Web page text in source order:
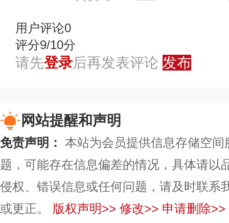
用户评论0
评分9/10分
请先登录后再发表评论 发布
网站提醒和声明
免责声明： 本站为会员提供信息存储空
题，可能存在信息偏差的情况，具体请以
侵权、错误信息或任何问题，请及时联系
或更正。
版权声明>> 修改>> 申请删除>>